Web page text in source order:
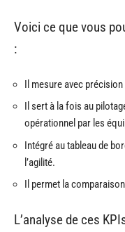
Voici ce que vous
:
Il mesure avec
Il sert à la fois au
opérationnel par les
Intégré au tableau de
l’agilité.
Il permet la
L’analyse de ces